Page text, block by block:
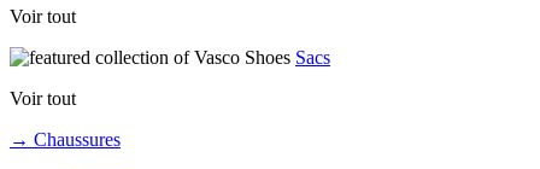
Voir tout
Sacs
Voir tout
→ Chaussures